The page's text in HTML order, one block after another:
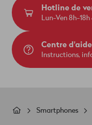
Hotline de
Lun-Ven 8h-
Centre d'aide
Instructions,
Fil
Smartphones